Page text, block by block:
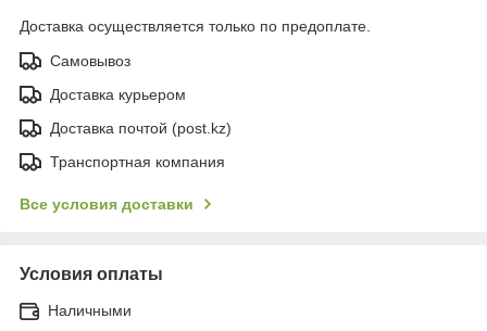
Доставка осуществляется только по предоплате.
Самовывоз
Доставка курьером
Доставка почтой (post.kz)
Транспортная компания
Все условия доставки
Условия оплаты
Наличными